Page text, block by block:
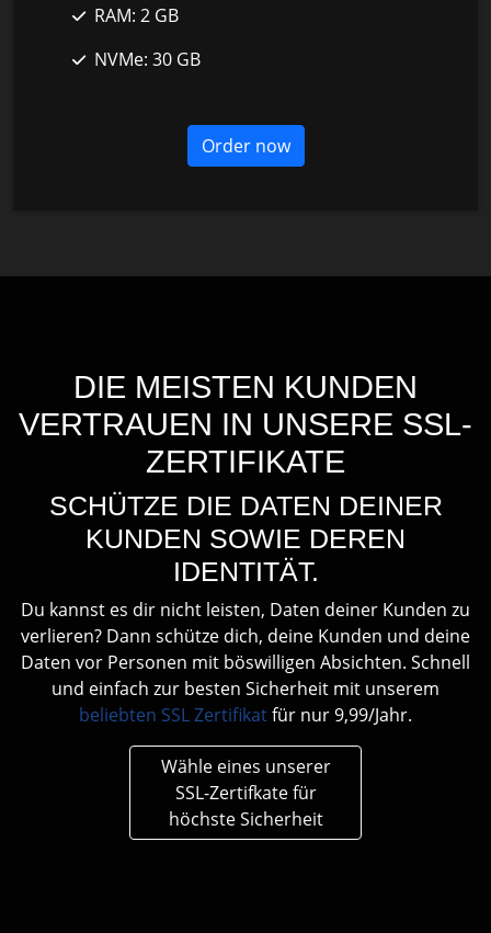
RAM: 2 GB
NVMe: 30 GB
Order now
DIE MEISTEN KUNDEN
VERTRAUEN IN UNSERE SSL-
ZERTIFIKATE
SCHÜTZE DIE DATEN DEINER
KUNDEN SOWIE DEREN
IDENTITÄT.
Du kannst es dir nicht leisten, Daten deiner Kunden zu
verlieren? Dann schütze dich, deine Kunden und deine
Daten vor Personen mit böswilligen Absichten. Schnell
und einfach zur besten Sicherheit mit unserem
beliebten SSL Zertifikatfür nur 9,99/Jahr.
Wähle eines unserer
SSL-Zertifkate für
höchste Sicherheit